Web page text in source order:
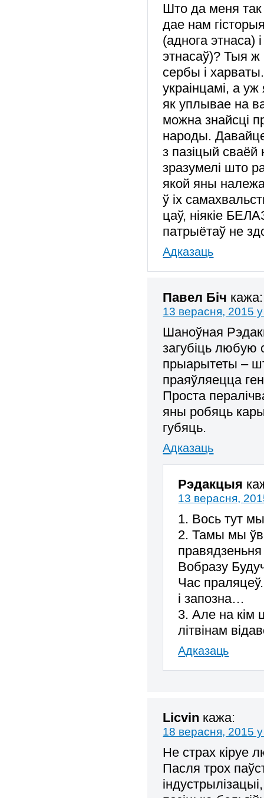
Што да меня
дае нам
(аднога этнаса)
этнасаў)? Тыя ж
сербы і
украінцамі, а
як уплывае на
можна знайсці
народы.
з пазіцый
зразумелі што
якой яны
ў іх
цаў, ніякіе
патрыётаў не
Адказаць
Павел Біч кажа:
13 верасня, 2015
Шаноўная
загубіць любую
прыарытеты –
праяўляецца
Проста
яны робяць
губяць.
Адказаць
Рэдакцыя
13 верасня,
1. Вось тут
2. Тамы мы
Вобразу
Час
і запозна…
3. Але на кім
літвінам
Адказаць
Licvin кажа:
18 верасня, 2015
Не страх кіруе
Пасля трох